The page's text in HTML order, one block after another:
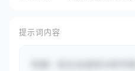
提示词内容